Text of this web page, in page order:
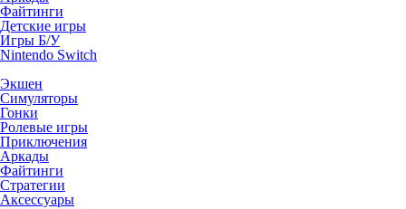
Файтинги
Детские игры
Игры Б/У
Nintendo Switch
Экшен
Симуляторы
Гонки
Ролевые игры
Приключения
Аркады
Файтинги
Стратегии
Аксессуары